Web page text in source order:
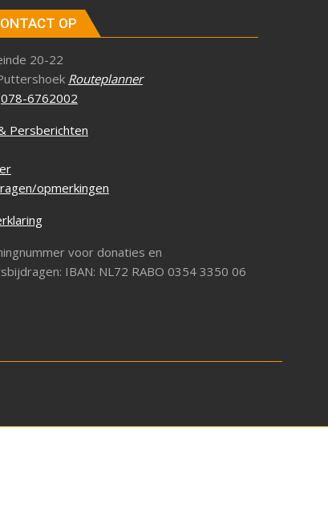
OP
20-22
Routeplanner
078-6762002
Persberichten
opmerkingen
voor donaties en
IBAN: NL72 RABO 0354 3350 06